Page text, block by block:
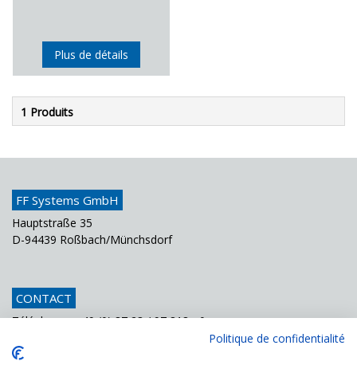
Plus de détails
1 Produits
FF Systems GmbH
Hauptstraße 35
D-94439 Roßbach/Münchsdorf
CONTACT
Téléphone +49 (0) 87 23 / 97 818 - 0
+49 (0) 87 23 / 97 818 - 70
Courriel
Politique de confidentialité